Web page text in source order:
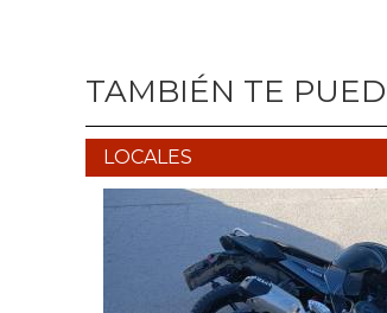
TAMBIÉN TE
LOCALES